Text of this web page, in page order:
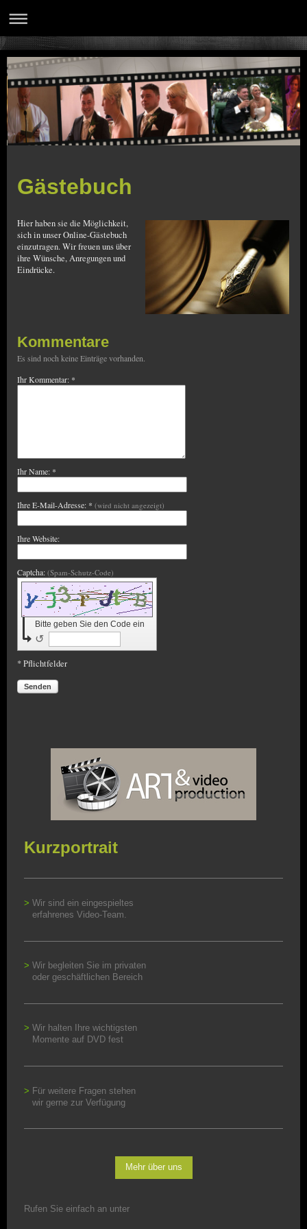
Gästebuch
Hier haben sie die Möglichkeit,
sich in unser Online-Gästebuch
einzutragen.Wir freuen uns über
ihre Wünsche, Anregungen und
Eindrücke.
Kommentare
Es sind noch keine Einträge vorhanden.
Ihr Kommentar: *
Ihr Name: *
Ihre E-Mail-Adresse: * (wird nicht angezeigt)
Ihre Website:
Captcha: (Spam-Schutz-Code)
Bitte geben Sie den Code ein
↺
* Pflichtfelder
Senden
Kurzportrait
> Wir sind ein eingespieltes
erfahrenes Video-Team.
> Wir begleiten Sie im privaten
oder geschäftlichen Bereich
> Wir halten Ihre wichtigsten
Momente auf DVD fest
> Für weitere Fragen stehen
wir gerne zur Verfügung
Mehr über uns
Rufen Sie einfach an unter